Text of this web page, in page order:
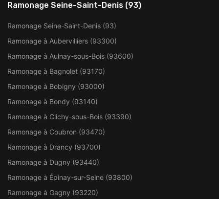
Ramonage Seine-Saint-Denis (93)
Ramonage Seine-Saint-Denis (93)
Ramonage à Aubervilliers (93300)
Ramonage à Aulnay-sous-Bois (93600)
Ramonage à Bagnolet (93170)
Ramonage à Bobigny (93000)
Ramonage à Bondy (93140)
Ramonage à Clichy-sous-Bois (93390)
Ramonage à Coubron (93470)
Ramonage à Drancy (93700)
Ramonage à Dugny (93440)
Ramonage à Épinay-sur-Seine (93800)
Ramonage à Gagny (93220)